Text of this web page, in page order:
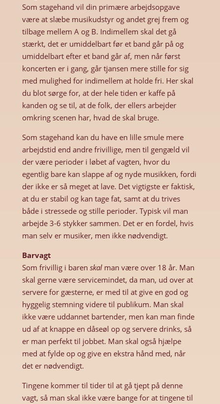
Som stagehand vil din primære arbejdsopgave
være at slæbe musikudstyr og andet grej frem og
tilbage mellem A og B. Indimellem skal det gå
stærkt, det er umiddelbart før et band går på og
umiddelbart efter et band går af, men når først
koncerten er i gang, går tjansen mere stille for sig
med mulighed for indimellem at holde fri. Her skal
du blot sørge for, at der hele tiden er kaffe på
kanden og se til, at de folk, der ellers arbejder
omkring scenen har, hvad de skal bruge.
Som stagehand kan du have en lille smule mere
arbejdstid end andre frivillige, men til gengæld vil
der være perioder i løbet af vagten, hvor du
egentlig bare kan slappe af og nyde musikken, fordi
der ikke er så meget at lave. Det vigtigste er faktisk,
at du er stabil og kan tage fat, samt at du trives
både i stressede og stille perioder. Typisk vil man
arbejde 3-6 stykker sammen. Det er en fordel, hvis
man selv er musiker, men ikke nødvendigt.
Barvagt
Som frivillig i baren skalman være over 18 år. Man
skal gerne være servicemindet, da man, ud over at
servere for gæsterne, er med til at give en god og
hyggelig stemning videre til publikum. Man skal
ikke være uddannet bartender, men kan man finde
ud af at knappe en dåseøl op og servere drinks, så
er man perfekt til jobbet. Man skal også hjælpe
med at fylde op og give en ekstra hånd med, når
det er nødvendigt.
Tingene kommer til tider til at gå tjept på denne
vagt, så man skal ikke være bange for at tingene til